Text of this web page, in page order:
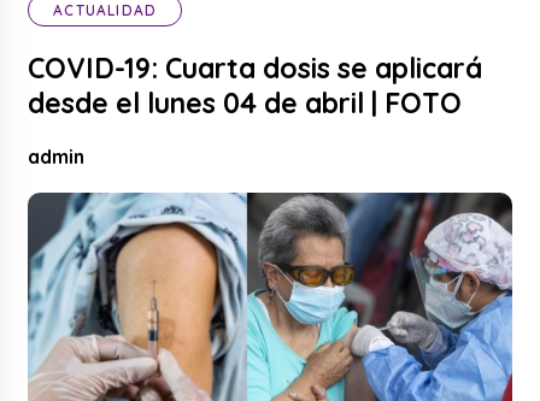
ACTUALIDAD
COVID-19: Cuarta dosis se aplicará
desde el lunes 04 de abril | FOTO
admin